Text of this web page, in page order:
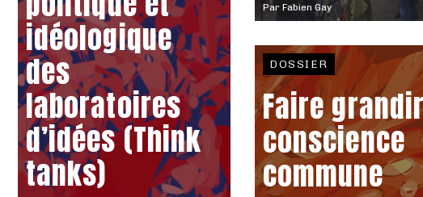
Par Fabien Gay
idéologique
des
laboratoires
d’idées (Think
tanks)
DOSSIER
Faire
conscience
commune